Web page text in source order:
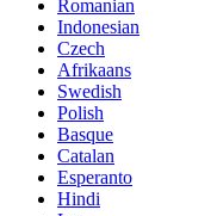
Romanian
Indonesian
Czech
Afrikaans
Swedish
Polish
Basque
Catalan
Esperanto
Hindi